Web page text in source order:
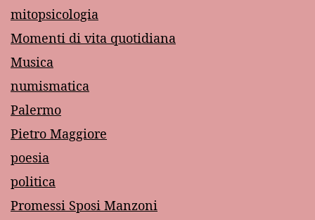
mitopsicologia
Momenti di vita quotidiana
Musica
numismatica
Palermo
Pietro Maggiore
poesia
politica
Promessi Sposi Manzoni